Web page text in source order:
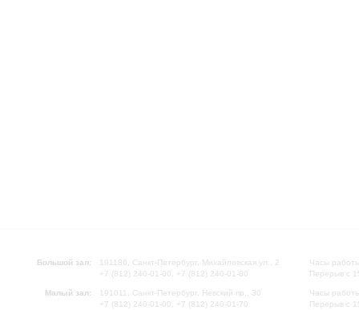
Большой зал:
191186, Санкт-Петербург, Михайловская ул., 2
+7 (812) 240-01-00, +7 (812) 240-01-80
Малый зал:
191011, Санкт-Петербург, Невский пр., 30
+7 (812) 240-01-00, +7 (812) 240-01-70
Часы
Перерыв с
Часы
Перерыв с